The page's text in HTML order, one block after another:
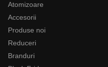
Atomizoare
Accesorii
Produse noi
Reduceri
Branduri